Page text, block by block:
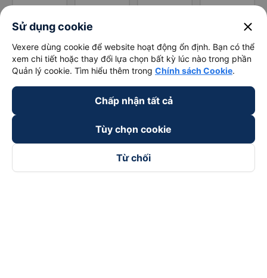
Sử dụng cookie close
Vexere dùng cookie để website hoạt động ổn định. Bạn có thể
xem chi tiết hoặc thay đổi lựa chọn bất kỳ lúc nào trong phần
Quản lý cookie. Tìm hiểu thêm trong Chính sách Cookie.
Chấp nhận tất cả
Tùy chọn cookie
Từ chối